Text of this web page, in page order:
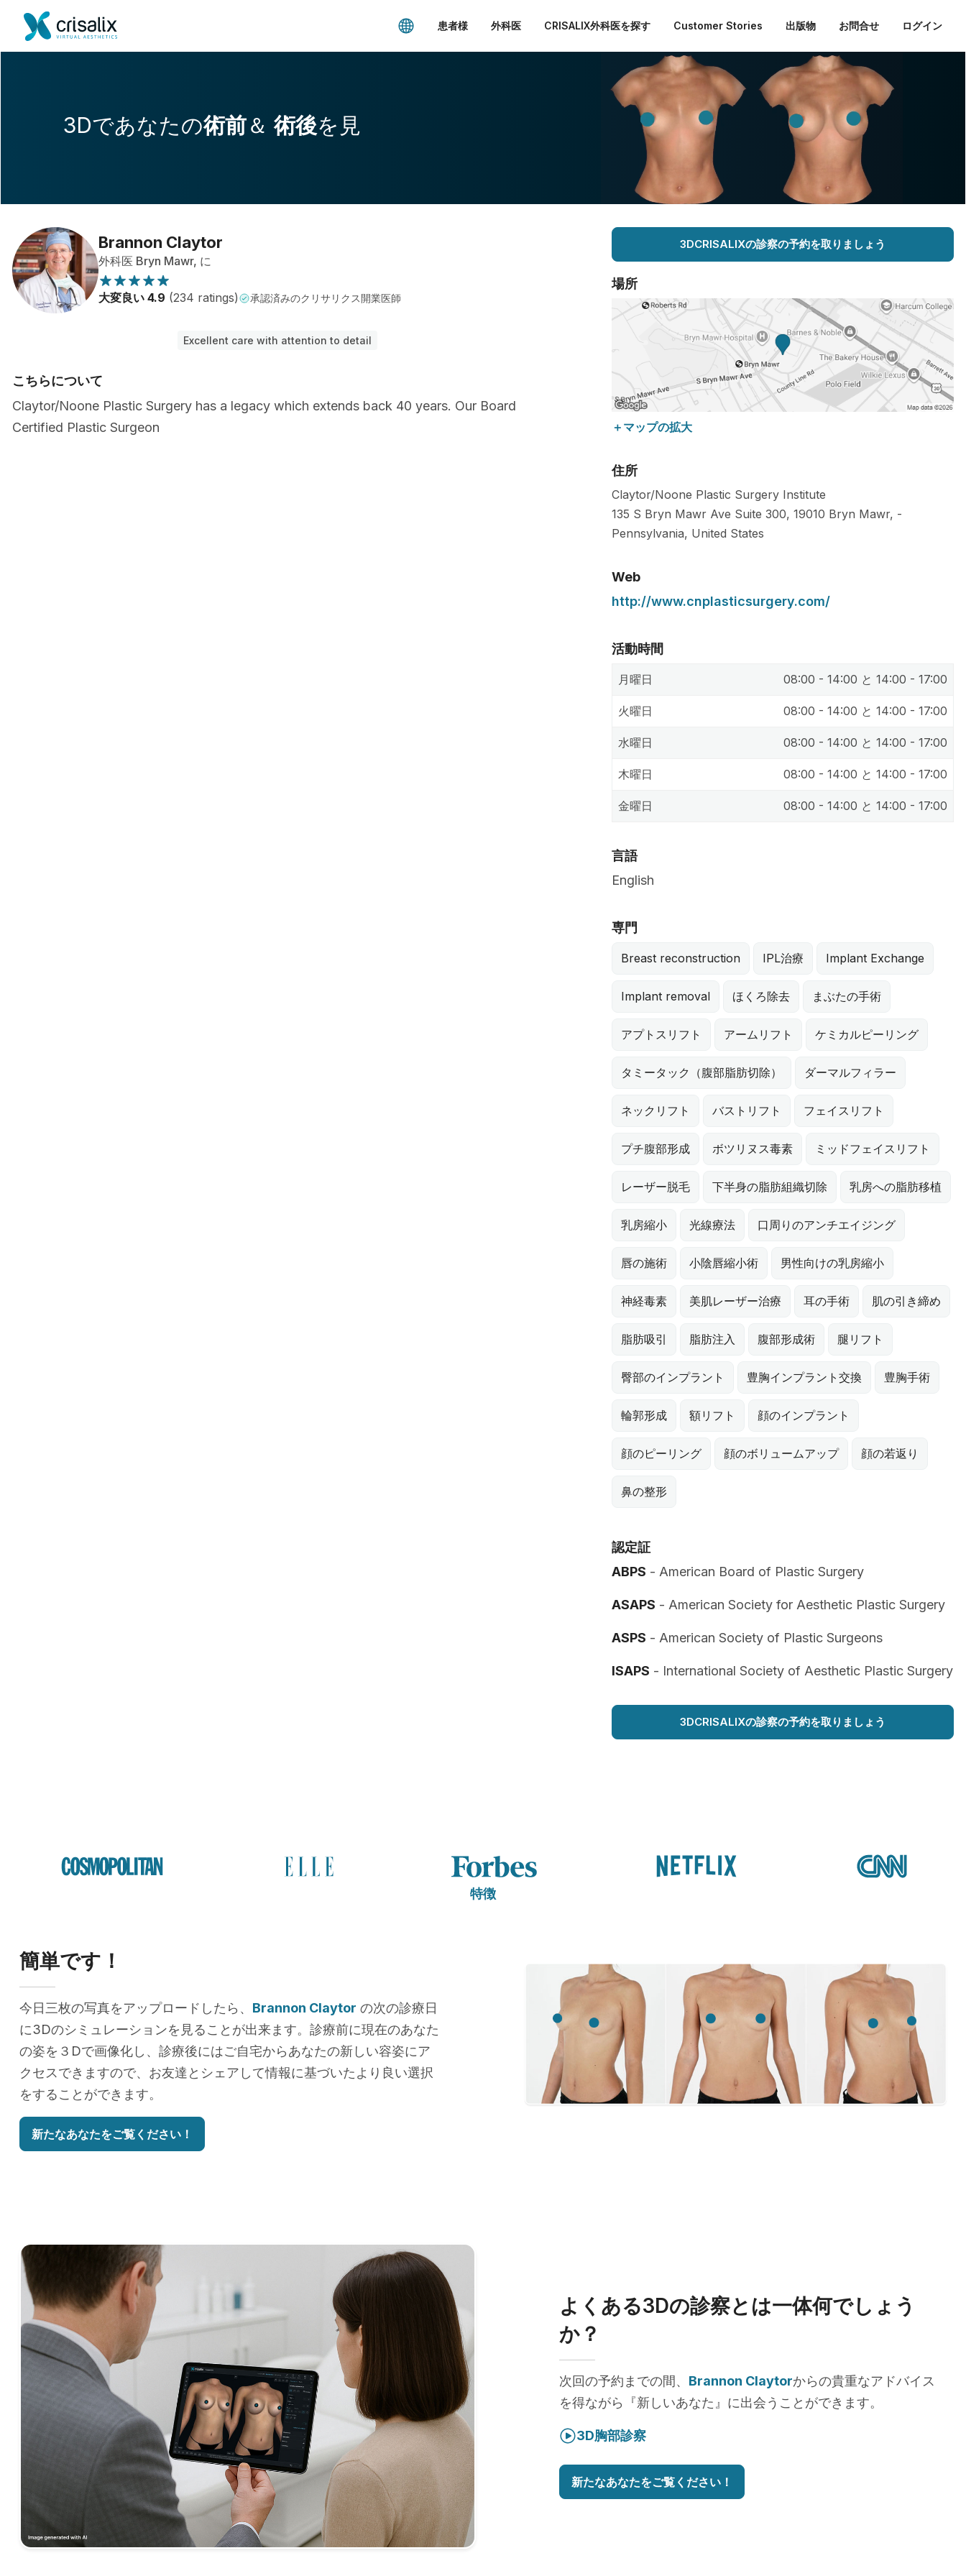
患者様 外科医 CRISALIX外科医を探す Customer Stories 出版物 お問合せ ログイン
3Dであなたの術前＆術後を見
Brannon Claytor
外科医 Bryn Mawr, に
大変良い 4.9 (234 ratings) 承認済みのクリサリクス開業医師
Excellent care with attention to detail
こちらについて
Claytor/Noone Plastic Surgery has a legacy which extends back 40 years. Our Board
Certified Plastic Surgeon
3DCRISALIXの診察の予約を取りましょう
場所
＋マップの拡大
住所
Claytor/Noone Plastic Surgery Institute
135 S Bryn Mawr Ave Suite 300, 19010 Bryn Mawr, -
Pennsylvania, United States
Web
http://www.cnplasticsurgery.com/
活動時間
月曜日 08:00 - 14:00 と 14:00 - 17:00
火曜日 08:00 - 14:00 と 14:00 - 17:00
水曜日 08:00 - 14:00 と 14:00 - 17:00
木曜日 08:00 - 14:00 と 14:00 - 17:00
金曜日 08:00 - 14:00 と 14:00 - 17:00
言語
English
専門
Breast reconstruction IPL治療 Implant Exchange
Implant removal ほくろ除去 まぶたの手術
アプトスリフト アームリフト ケミカルピーリング
タミータック（腹部脂肪切除） ダーマルフィラー
ネックリフト バストリフト フェイスリフト
プチ腹部形成 ボツリヌス毒素 ミッドフェイスリフト
レーザー脱毛 下半身の脂肪組織切除 乳房への脂肪移植
乳房縮小 光線療法 口周りのアンチエイジング
唇の施術 小陰唇縮小術 男性向けの乳房縮小
神経毒素 美肌レーザー治療 耳の手術 肌の引き締め
脂肪吸引 脂肪注入 腹部形成術 腿リフト
臀部のインプラント 豊胸インプラント交換 豊胸手術
輪郭形成 額リフト 顔のインプラント
顔のピーリング 顔のボリュームアップ 顔の若返り
鼻の整形
認定証
ABPS - American Board of Plastic Surgery
ASAPS - American Society for Aesthetic Plastic Surgery
ASPS - American Society of Plastic Surgeons
ISAPS - International Society of Aesthetic Plastic Surgery
3DCRISALIXの診察の予約を取りましょう
特徴
簡単です！
今日三枚の写真をアップロードしたら、 Brannon Claytor の次の診療日
に3Dのシミュレーションを見ることが出来ます。診療前に現在のあなた
の姿を３Dで画像化し、診療後にはご自宅からあなたの新しい容姿にア
クセスできますので、お友達とシェアして情報に基づいたより良い選択
をすることができます。
新たなあなたをご覧ください！
よくある3Dの診察とは一体何でしょう
か？
次回の予約までの間、 Brannon Claytorからの貴重なアドバイス
を得ながら『新しいあなた』に出会うことができます。
3D胸部診察
新たなあなたをご覧ください！